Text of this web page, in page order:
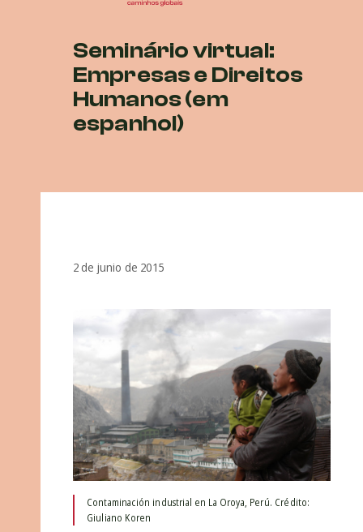
Seminário virtual:
Empresas e Direitos
Humanos (em
espanhol)
2 de junio de 2015
Contaminación industrial en La Oroya, Perú. Crédito:
Giuliano Koren